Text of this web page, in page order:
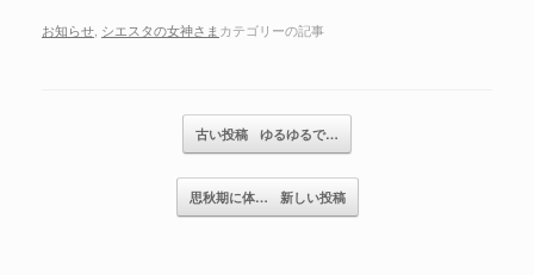
お知らせ, シエスタの女神さま カテゴリーの記事
記事のナビゲーション古い投稿 ゆるゆるで…
思秋期に体… 新しい投稿